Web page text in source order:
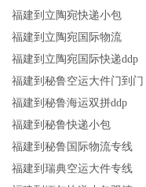
福建到立陶宛快递小包
福建到立陶宛国际物流
福建到立陶宛国际快递ddp
福建到秘鲁空运大件门到门
福建到秘鲁海运双拼ddp
福建到秘鲁快递小包
福建到秘鲁国际物流专线
福建到瑞典空运大件专线